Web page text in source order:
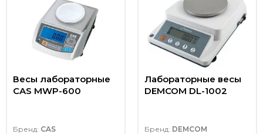
Весы лабораторные
CAS MWP-600
Бренд: CAS
Лабораторные весы
DEMCOM DL-1002
Бренд: DEMCOM